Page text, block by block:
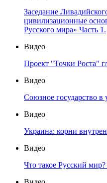
Заседание
цивилизационные
Русского мира» Часть 1.
Видео
Проект "Точки Роста"
Видео
Союзное государство в
Видео
Украина: корни
Видео
Что такое Русский